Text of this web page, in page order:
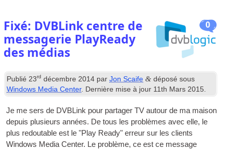
0
Fixé: DVBLink centre de
messagerie PlayReady
des médias
Publié23rd décembre 2014 parJon Scaife & déposé sous
Windows Media Center. Dernière mise à jour 11th Mars 2015.
Je me sers de DVBLink pour partagerTV autour de ma maison
depuis plusieurs années. De tous les problèmes avec elle, le
plus redoutable est le "Play Ready" erreur sur les clients
Windows Media Center. Le problème, ce est ce message